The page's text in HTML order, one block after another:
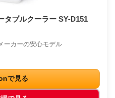
タブルクーラー SY-D151
ーカーの安心モデル
で見る